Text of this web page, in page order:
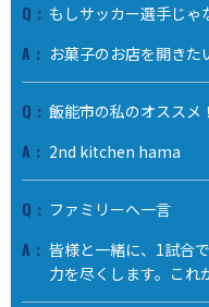
もしサッカー選手じゃ
お菓子のお店を開きた
飯能市の私のオススメ！
2nd kitchen hama
ファミリーへ一言
皆様と一緒に、1試合
力を尽くします。これ